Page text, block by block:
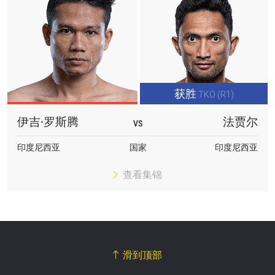
获胜 TKO (R1)
伊吉·罗斯腾 VS 法贾尔
印度尼西亚 国家 印度尼西亚
查看集锦
滑到顶部